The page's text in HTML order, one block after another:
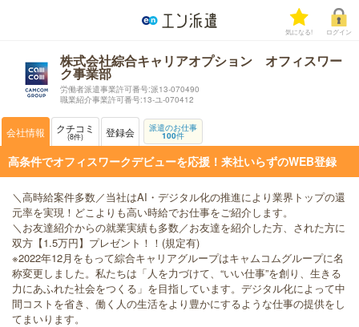
気になる! ログイン
株式会社綜合キャリアオプション オフィスワー
ク事業部
労働者派遣事業許可番号:派13-070490
職業紹介事業許可番号:13-ユ-070412
会社情報 クチコミ
8件 登録会 派遣のお仕事
100件
高条件でオフィスワークデビューを応援！来社いらずのWEB登録
＼高時給案件多数／当社はAI・デジタル化の推進により業界トップの還
元率を実現！どこよりも高い時給でお仕事をご紹介します。
＼お友達紹介からの就業実績も多数／お友達を紹介した方、された方に
双方【1.5万円】プレゼント！！(規定有)
※2022年12月をもって綜合キャリアグループはキャムコムグループに名
称変更しました。私たちは「人を力づけて、“いい仕事”を創り、生きる
力にあふれた社会をつくる」を目指しています。デジタル化によって中
間コストを省き、働く人の生活をより豊かにするような仕事の提供をし
てまいります。